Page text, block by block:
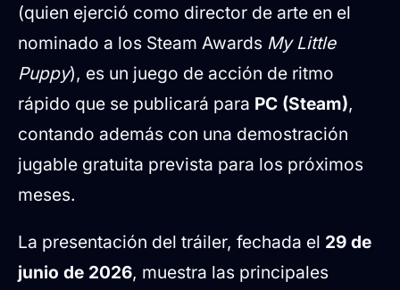
(quien ejerció como director de arte en el
nominado a los Steam Awards My Little
Puppy), es un juego de acción de ritmo
rápido que se publicará para PC (Steam),
contando además con una demostración
jugable gratuita prevista para los próximos
meses.
La presentación del tráiler, fechada el 29 de
junio de 2026, muestra las principales